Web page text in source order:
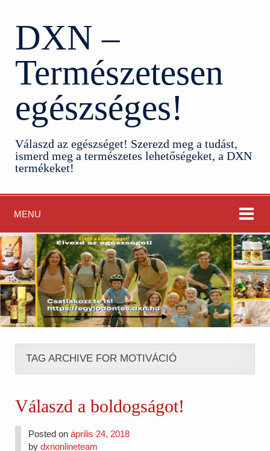
DXN –
Természetesen
egészséges!
Válaszd az egészséget! Szerezd meg a tudást,
ismerd meg a természetes lehetőségeket, a DXN
termékeket!
MENU
TAG ARCHIVE FOR MOTIVÁCIÓ
Válaszd a boldogságot!
Posted onáprilis 24, 2018
bydxnonlineteam